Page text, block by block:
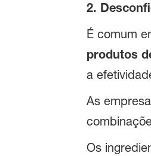
2.
É comum
produtos
a
As
Os